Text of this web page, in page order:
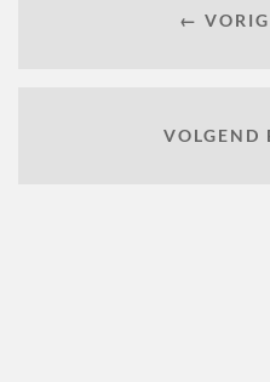
← VORIG
VOLGEND